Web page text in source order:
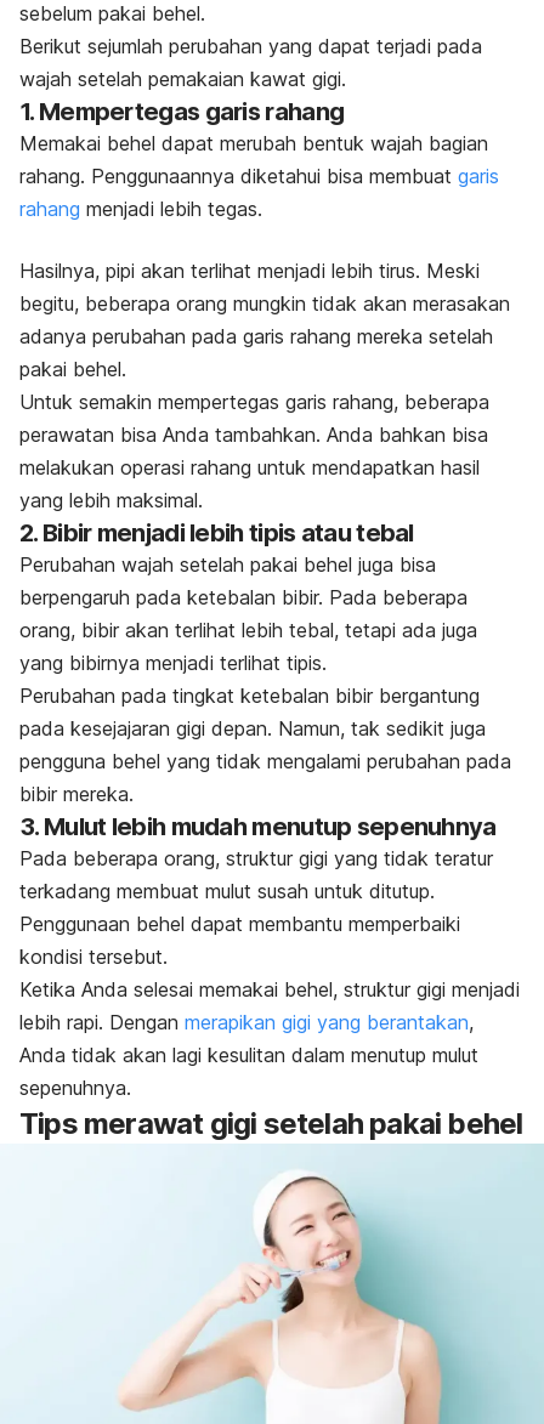
sebelum pakai behel.
Berikut sejumlah perubahan yang dapat terjadi pada
wajah setelah pemakaian kawat gigi.
1. Mempertegas garis rahang
Memakai behel dapat merubah bentuk wajah bagian
rahang. Penggunaannya diketahui bisa membuat garis
rahang menjadi lebih tegas.
Hasilnya, pipi akan terlihat menjadi lebih tirus. Meski
begitu, beberapa orang mungkin tidak akan merasakan
adanya perubahan pada garis rahang mereka setelah
pakai behel.
Untuk semakin mempertegas garis rahang, beberapa
perawatan bisa Anda tambahkan. Anda bahkan bisa
melakukan operasi rahang untuk mendapatkan hasil
yang lebih maksimal.
2. Bibir menjadi lebih tipis atau tebal
Perubahan wajah setelah pakai behel juga bisa
berpengaruh pada ketebalan bibir. Pada beberapa
orang, bibir akan terlihat lebih tebal, tetapi ada juga
yang bibirnya menjadi terlihat tipis.
Perubahan pada tingkat ketebalan bibir bergantung
pada kesejajaran gigi depan. Namun, tak sedikit juga
pengguna behel yang tidak mengalami perubahan pada
bibir mereka.
3. Mulut lebih mudah menutup sepenuhnya
Pada beberapa orang, struktur gigi yang tidak teratur
terkadang membuat mulut susah untuk ditutup.
Penggunaan behel dapat membantu memperbaiki
kondisi tersebut.
Ketika Anda selesai memakai behel, struktur gigi menjadi
lebih rapi. Dengan merapikan gigi yang berantakan,
Anda tidak akan lagi kesulitan dalam menutup mulut
sepenuhnya.
Tips merawat gigi setelah pakai behel